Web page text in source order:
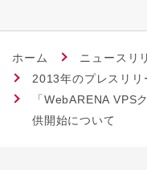
ホーム
ニュースリ
2013年のプレスリリ
「WebARENA VPS
供開始について